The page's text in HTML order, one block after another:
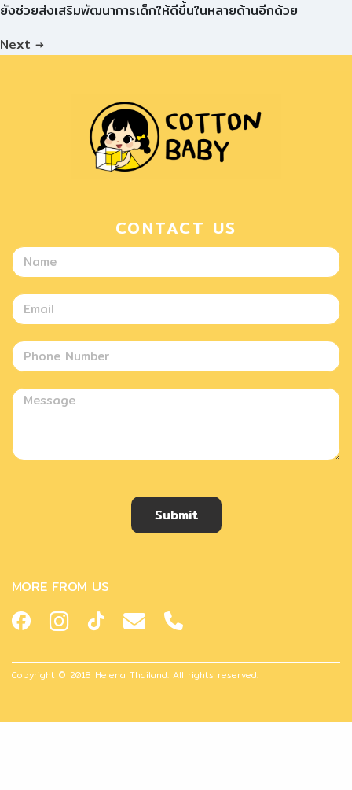
ยังช่วยส่งเสริมพัฒนาการเด็กให้ดีขึ้นในหลายด้านอีกด้วย
Next →
CONTACT US
Submit
MORE FROM US
Copyright © 2018 Helena Thailand. All rights reserved.